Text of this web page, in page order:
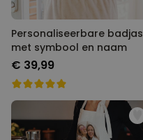
Personaliseerbare badjas
met symbool en naam
€ 39,99